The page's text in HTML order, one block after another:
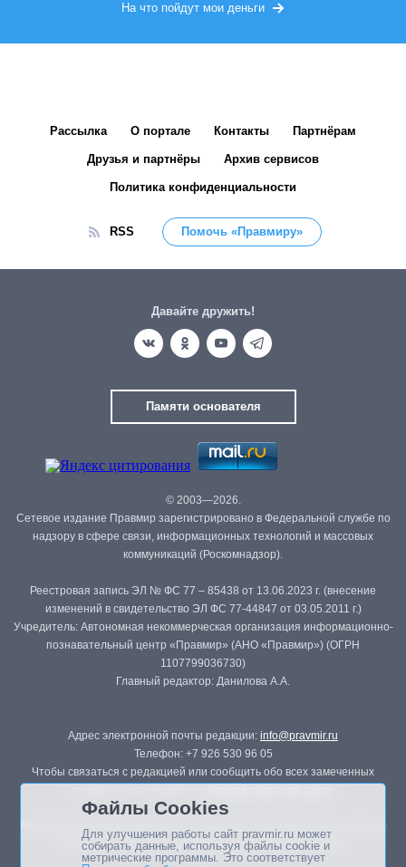
На что пойдут мои деньги
Рассылка О портале Контакты Партнёрам
Друзья и партнёры Архив сервисов
Политика конфиденциальности
RSS Помочь «Правмиру»
Давайте дружить!
Памяти основателя
© 2003—2026.
Сетевое издание Правмир зарегистрировано в Федеральной службе по
надзору в сфере связи, информационных технологий и массовых
коммуникаций (Роскомнадзор).
Реестровая запись ЭЛ № ФС 77 – 85438 от 13.06.2023 г. (внесение
изменений в свидетельство ЭЛ ФС 77-44847 от 03.05.2011 г.)
Учредитель: Автономная некоммерческая организация информационно-
познавательный центр «Правмир» (АНО «Правмир») (ОГРН
1107799036730)
Главный редактор: Данилова А.А.
Адрес электронной почты редакции: info@pravmir.ru
Телефон: +7 926 530 96 05
Чтобы связаться с редакцией или сообщить обо всех замеченных
Републикация материалов сайта в печатных изданиях (книгах, прессе)
возможна только с письменного разрешения редакции.
Файлы Cookies
Для улучшения работы сайт pravmir.ru может
собирать данные, используя файлы cookie и
метрические программы. Это соответствует